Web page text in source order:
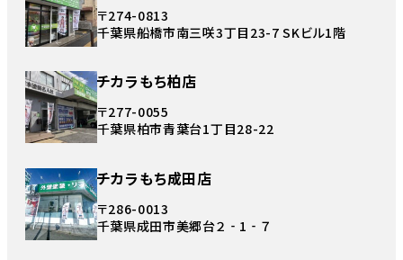
〒274-0813
千葉県船橋市南三咲3丁目23-7 SKビル1階
チカラもち柏店
〒277-0055
千葉県柏市青葉台1丁目28-22
チカラもち成田店
〒286-0013
千葉県成田市美郷台２‐1‐７